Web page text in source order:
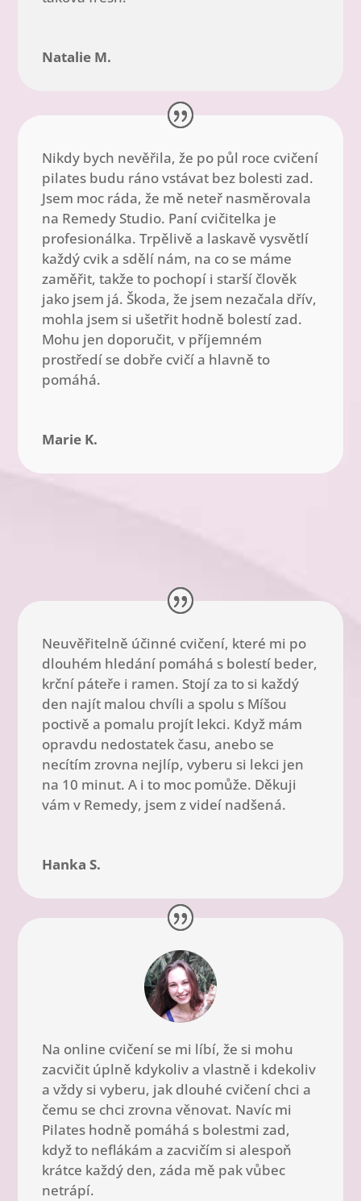
Natalie M.
Nikdy bych nevěřila, že po půl roce cvičení
pilates budu ráno vstávat bez bolesti zad.
Jsem moc ráda, že mě neteř nasměrovala
na Remedy Studio. Paní cvičitelka je
profesionálka. Trpělivě a laskavě vysvětlí
každý cvik a sdělí nám, na co se máme
zaměřit, takže to pochopí i starší člověk
jako jsem já. Škoda, že jsem nezačala dřív,
mohla jsem si ušetřit hodně bolestí zad.
Mohu jen doporučit, v příjemném
prostředí se dobře cvičí a hlavně to
pomáhá.
Marie K.
Neuvěřitelně účinné cvičení, které mi po
dlouhém hledání pomáhá s bolestí beder,
krční páteře i ramen. Stojí za to si každý
den najít malou chvíli a spolu s Míšou
poctivě a pomalu projít lekci. Když mám
opravdu nedostatek času, anebo se
necítím zrovna nejlíp, vyberu si lekci jen
na 10 minut. A i to moc pomůže. Děkuji
vám v Remedy, jsem z videí nadšená.
Hanka S.
Na online cvičení se mi líbí, že si mohu
zacvičit úplně kdykoliv a vlastně i kdekoliv
a vždy si vyberu, jak dlouhé cvičení chci a
čemu se chci zrovna věnovat. Navíc mi
Pilates hodně pomáhá s bolestmi zad,
když to neflákám a zacvičím si alespoň
krátce každý den, záda mě pak vůbec
netrápí.